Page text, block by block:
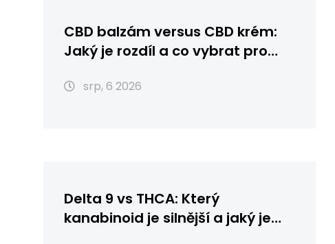
CBD balzám versus CBD krém:
Jaký je rozdíl a co vybrat pro
srp, 6 2026
Delta 9 vs THCA: Který
kanabinoid je silnější a jaký je